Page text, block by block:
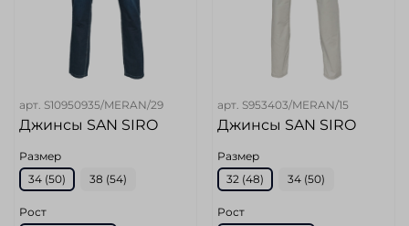
арт. S10950935/MERAN/29
Джинсы SAN SIRO
Размер
34 (50)
38 (54)
Рост
арт. S953403/MERAN/15
Джинсы SAN SIRO
Размер
32 (48)
34 (50)
Рост